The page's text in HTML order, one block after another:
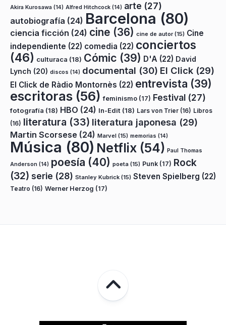
Akira Kurosawa (14) Alfred Hitchcock (14) arte (27)
autobiografía (24) Barcelona (80)
ciencia ficción (24) cine (36) cine de autor(15) Cine
independiente (22) comedia (22) conciertos
(46) culturaca (18) Cómic (39) D'A (22) David
Lynch (20) discos (14) documental (30) El Click (29)
El Click de Ràdio Montornès (22) entrevista (39)
escritoras (56) feminismo (17) Festival (27)
fotografía (18) HBO (24) In-Edit (18) Lars von Trier (16) Libros
(16) literatura (33) literatura japonesa (29)
Martin Scorsese (24) Marvel (15) memorias (14)
Música (80) Netflix (54) Paul Thomas
Anderson (14) poesía (40) poeta (15) Punk (17) Rock
(32) serie (28) Stanley Kubrick (15) Steven Spielberg (22)
Teatro (16) Werner Herzog (17)